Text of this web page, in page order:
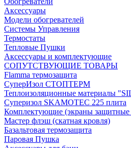
Аксессуары
Модели обогревателей
Системы Управления
Термостаты
Тепловые Пушки
Аксессуары и комплектующие
СОПУТСТВУЮЩИЕ ТОВАРЫ
Flamma термозащита
СуперИзол СТОПТЕРМ
Теплоизоляционные материалы
Суперизол SKAMOTEC 225 плита
Комплектующие (экраны
Мастер флэш (скатная кровля)
Базальтовая термозащита
Паровая Пушка